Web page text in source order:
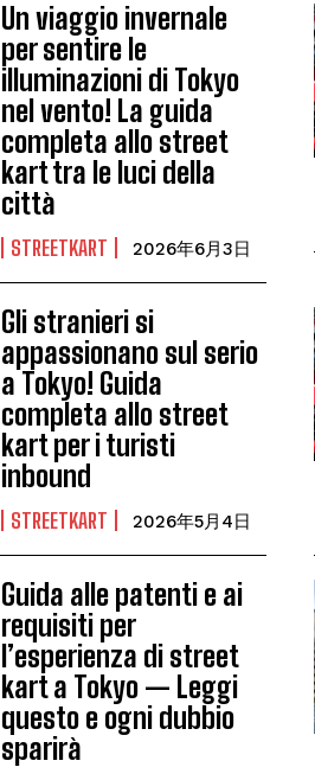
Un viaggio invernale
per sentire le
illuminazioni di Tokyo
nel vento! La guida
completa allo street
kart tra le luci della
città
STREETKART 2026年6月3日
Gli stranieri si
appassionano sul serio
a Tokyo! Guida
completa allo street
kart per i turisti
inbound
STREETKART 2026年5月4日
Guida alle patenti e ai
requisiti per
l’esperienza di street
kart a Tokyo — Leggi
questo e ogni dubbio
sparirà